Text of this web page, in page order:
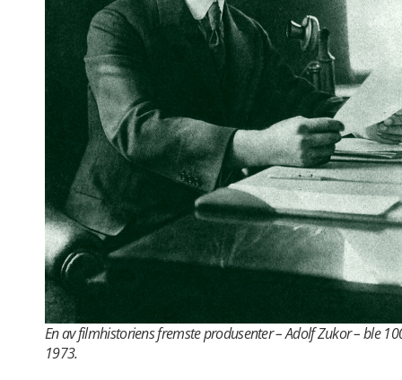
En av filmhistoriens fremste produsenter – Adolf Zukor – ble
1973.